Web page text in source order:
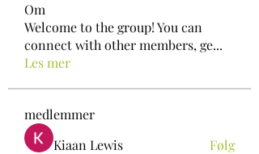
Om
Welcome to the group! You can
connect with other members, ge...
Les mer
medlemmer
Kiaan Lewis
Følg